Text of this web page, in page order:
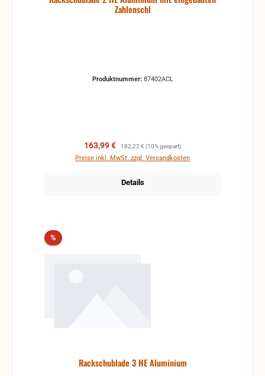
Zahlenschl
Produktnummer: 87402ACL
Verkaufspreis:
163,99 € Regulärer Preis:
182,22 € (10% gespart)
Preise inkl. MwSt. zzgl. Versandkosten
Details
%Rabatt
Rackschublade 3 HE Aluminium